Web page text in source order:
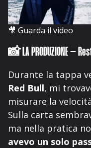
🎥 Guarda il video
📸 LA PRODUZIONE –
Durante la tappa
Red Bull, mi
misurare la
Sulla carta
ma nella pratica
avevo un solo